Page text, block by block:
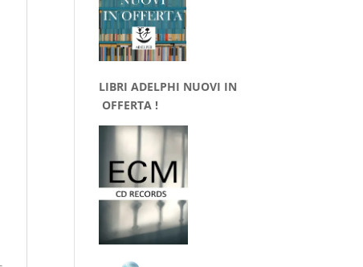
LIBRI ADELPHI NUOVI IN
OFFERTA !